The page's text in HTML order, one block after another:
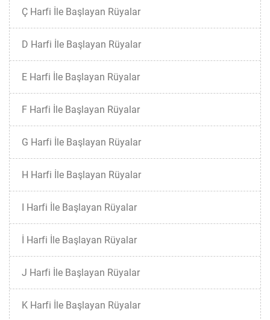
Ç Harfi İle Başlayan Rüyalar
D Harfi İle Başlayan Rüyalar
E Harfi İle Başlayan Rüyalar
F Harfi İle Başlayan Rüyalar
G Harfi İle Başlayan Rüyalar
H Harfi İle Başlayan Rüyalar
I Harfi İle Başlayan Rüyalar
İ Harfi İle Başlayan Rüyalar
J Harfi İle Başlayan Rüyalar
K Harfi İle Başlayan Rüyalar